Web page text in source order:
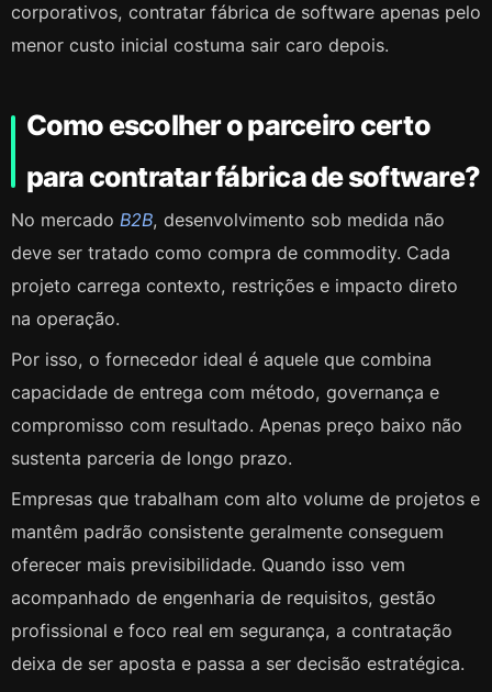
corporativos, contratar fábrica de software apenas pelo
menor custo inicial costuma sair caro depois.
Como escolher o parceiro certo
para contratar fábrica de software?
No mercado B2B, desenvolvimento sob medida não
deve ser tratado como compra de commodity. Cada
projeto carrega contexto, restrições e impacto direto
na operação.
Por isso, o fornecedor ideal é aquele que combina
capacidade de entrega com método, governança e
compromisso com resultado. Apenas preço baixo não
sustenta parceria de longo prazo.
Empresas que trabalham com alto volume de projetos e
mantêm padrão consistente geralmente conseguem
oferecer mais previsibilidade. Quando isso vem
acompanhado de engenharia de requisitos, gestão
profissional e foco real em segurança, a contratação
deixa de ser aposta e passa a ser decisão estratégica.